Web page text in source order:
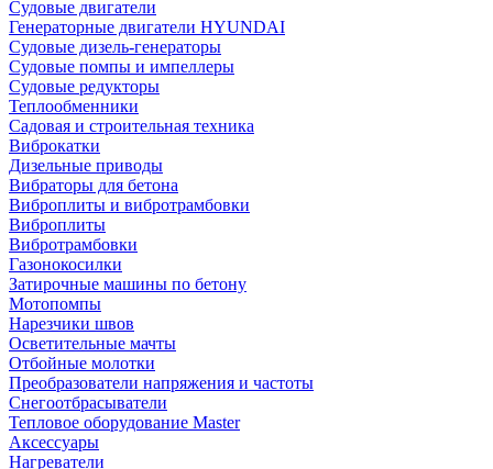
Судовые двигатели
Генераторные двигатели HYUNDAI
Судовые дизель-генераторы
Судовые помпы и импеллеры
Судовые редукторы
Теплообменники
Садовая и строительная техника
Виброкатки
Дизельные приводы
Вибраторы для бетона
Виброплиты и вибротрамбовки
Виброплиты
Вибротрамбовки
Газонокосилки
Затирочные машины по бетону
Мотопомпы
Нарезчики швов
Осветительные мачты
Отбойные молотки
Преобразователи напряжения и частоты
Снегоотбрасыватели
Тепловое оборудование Master
Аксессуары
Нагреватели